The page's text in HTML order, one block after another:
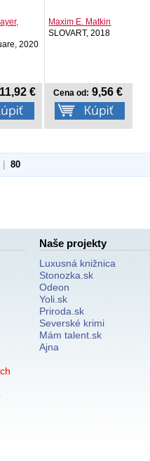
2020
11,92 €
Maxim E. Matkin
SLOVART, 2018
Cena od: 9,56 €
80
Naše projekty
Luxusná knižnica
Stonozka.sk
Odeon
Yoli.sk
Priroda.sk
Severské krimi
Mám talent.sk
Ajna